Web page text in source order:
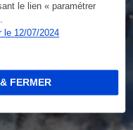
le lien « paramétrer
le 12/07/2024
FERMER